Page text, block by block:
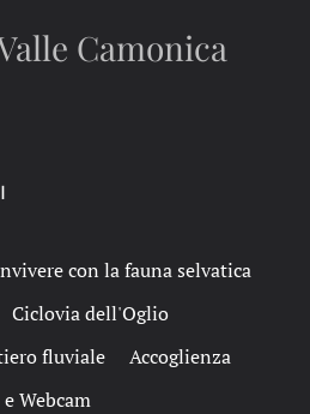
Camonica
con la fauna selvatica
Ciclovia dell'Oglio
fluviale
Accoglienza
Webcam